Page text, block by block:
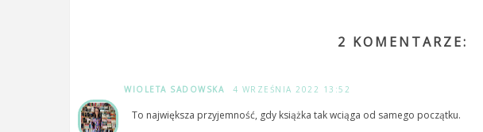
2 KOMENTARZE:
WIOLETA SADOWSKA 4 WRZEŚNIA 2022 13:52
To największa przyjemność, gdy książka tak wciąga od samego początku.